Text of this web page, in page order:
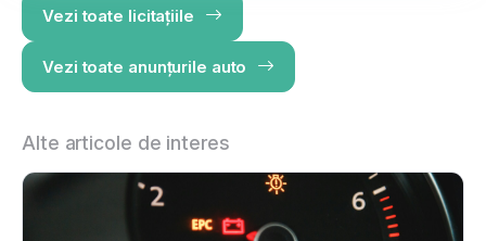
Vezi toate licitațiile
Vezi toate anunțurile auto
Alte articole de interes